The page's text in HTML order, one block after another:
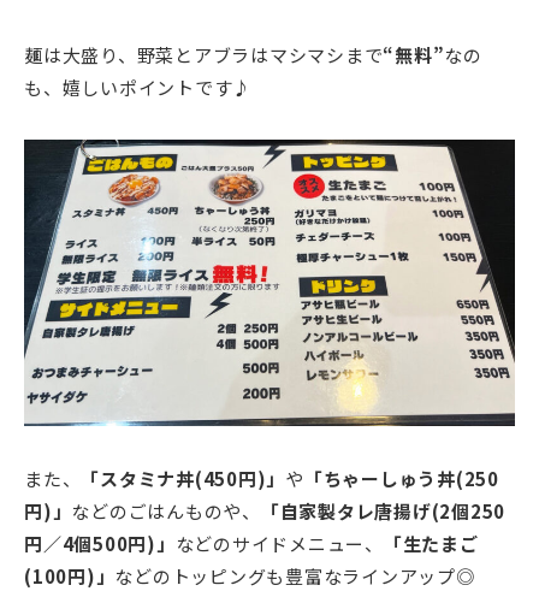
麺は大盛り、野菜とアブラはマシマシまで“無料”なの
も、嬉しいポイントです♪
また、 「スタミナ丼(450円)」 や 「ちゃーしゅう丼(250
円)」 などのごはんものや、
「自家製タレ唐揚げ(2個250
円／4個500円)」 などのサイドメニュー、
「生たまご
(100円)」 などのトッピングも豊富なラインアップ◎